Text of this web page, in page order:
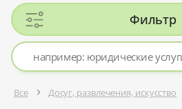
Фильтр
Все Досуг, развлечения, искусство